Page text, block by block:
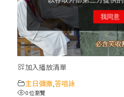
神父
【信仰之旅】第
珠老師
(5)黃敏正主教帶
越的智慧】：完美
加入播放清單
主日彌撒 ,答唱詠
0 位瀏覽